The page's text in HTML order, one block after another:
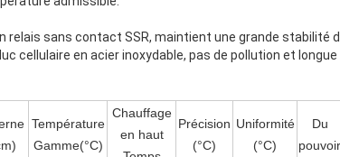
relais sans contact SSR, maintient une grande stabilité
cellulaire en acier inoxydable, pas de pollution et longue
Température
Gamme(°C)
Chauffage
en haut
Précision
(°C)
Uniformité
(°C)
Du
pouvoir